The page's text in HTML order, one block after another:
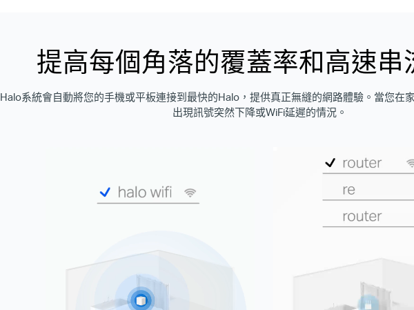
提高每個角落的覆蓋率和高速串
Halo系統會自動將您的手機或平板連接到最快的Halo，提供真正無縫的網路體驗。當您在
出現訊號突然下降或WiFi延遲的情況。